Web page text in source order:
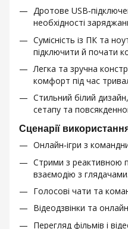
Дротове
необхідності
Сумісність із ПК та
підключити й почати
Легка та зручна
комфорт під час
Стильний білий
сетапу та
Сценарії
Онлайн‑ігри з
Стрими з реактивною
взаємодію з глядачами.
Голосові чати та
Відеодзвінки та
Перегляд фільмів і